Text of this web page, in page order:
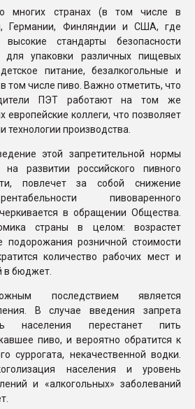
многих странах (в том числе в
Германии, Финляндии и США, где
стандарты безопасности
для упаковки различных пищевых
питание, безалкогольные и
том числе пиво. Важно отметить, что
ПЭТ работают на том же
европейские коллеги, что позволяет
технологии производства.
этой запретительной нормы
на развитии российского пивного
повлечет за собой снижение
пивоваренного
в обращении Общества.
страны в целом: возрастет
подорожания розничной стоимости
количество рабочих мест и
в бюджет.
последствием является
В случае введения запрета
населения перестанет пить
пиво, и вероятно обратится к
суррогата, некачественной водки.
населения и уровень
и «алкогольных» заболеваний